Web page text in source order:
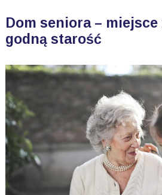
Dom seniora –
godną starość